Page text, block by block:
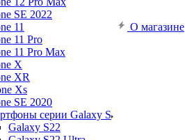
SE 2022
11
11 Pro
11 Pro Max
X
XR
Xs
SE 2020
серии Galaxy S
Galaxy S22
О магазине